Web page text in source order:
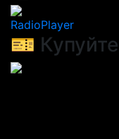
RadioPlayer
🎫